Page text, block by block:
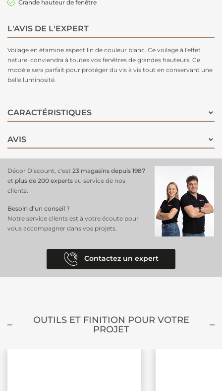
Grande hauteur de fenêtre
L'AVIS DE L'EXPERT
Voilage en étamine aspect lin de couleur blanc. Ce voilage à l'effet
naturel conviendra à toutes vos fenêtres de grandes hauteurs. Ce
modèle sera parfait pour protéger du vis à vis tout en conservant une
belle luminosité.
CARACTÉRISTIQUES
AVIS
Décor Discount, c'est 23 magasins depuis 1987
et plus de 200 experts au service de nos
clients.
Besoin d’un conseil ?
Notre service clients est à votre écoute pour
vous accompagner dans vos projets.
Contactez un expert
OUTILS ET FINITION POUR VOTRE
PROJET